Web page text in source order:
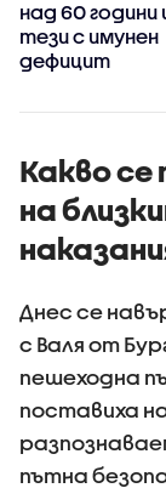
над 60 години
тези с имунен
дефицит
Какво
на
Днес се
с Валя от
пешеходна
поставиха
пътна